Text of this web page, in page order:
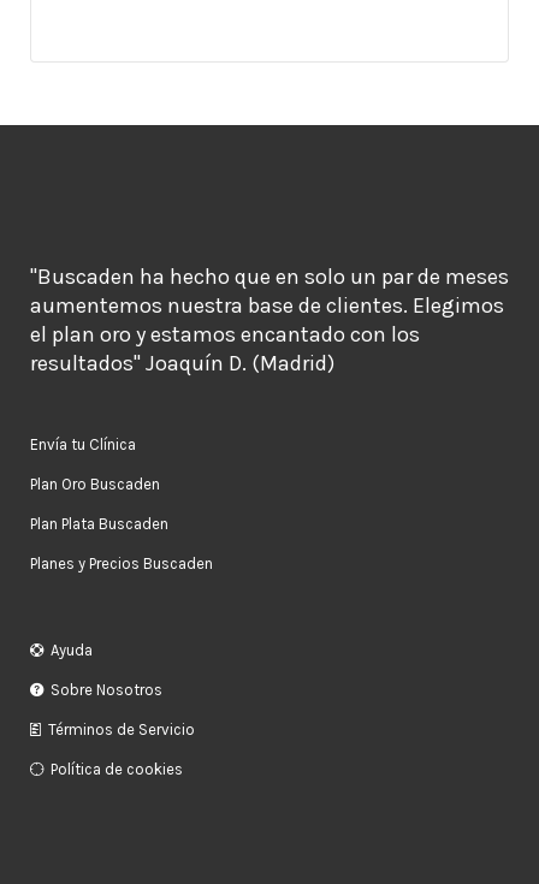
"Buscaden ha hecho que en solo un par de meses
aumentemos nuestra base de clientes. Elegimos
el plan oro y estamos encantado con los
resultados" Joaquín D. (Madrid)
Envía tu Clínica
Plan Oro Buscaden
Plan Plata Buscaden
Planes y Precios Buscaden
Ayuda
Sobre Nosotros
Términos de Servicio
Política de cookies